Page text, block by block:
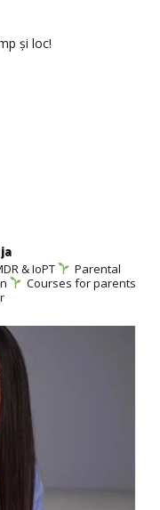
și loc!
& IoPT
Parental
Courses for parents